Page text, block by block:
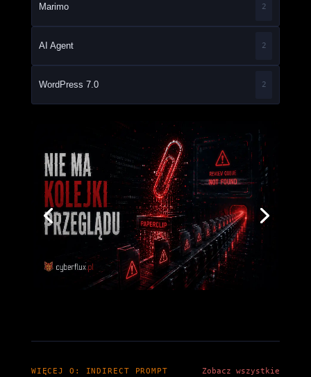
Marimo 2
AI Agent 2
WordPress 7.0 2
WIĘCEJ O: INDIRECT PROMPT Zobacz wszystkie